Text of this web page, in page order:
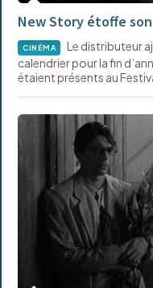
New Story étoffe
CINÉMA
Le distributeur
calendrier pour la fin
étaient présents au